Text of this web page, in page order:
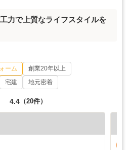
力で上質なライフスタイルを
ーム
創業20年以上
宅建 地元密着
4.4 （20件）